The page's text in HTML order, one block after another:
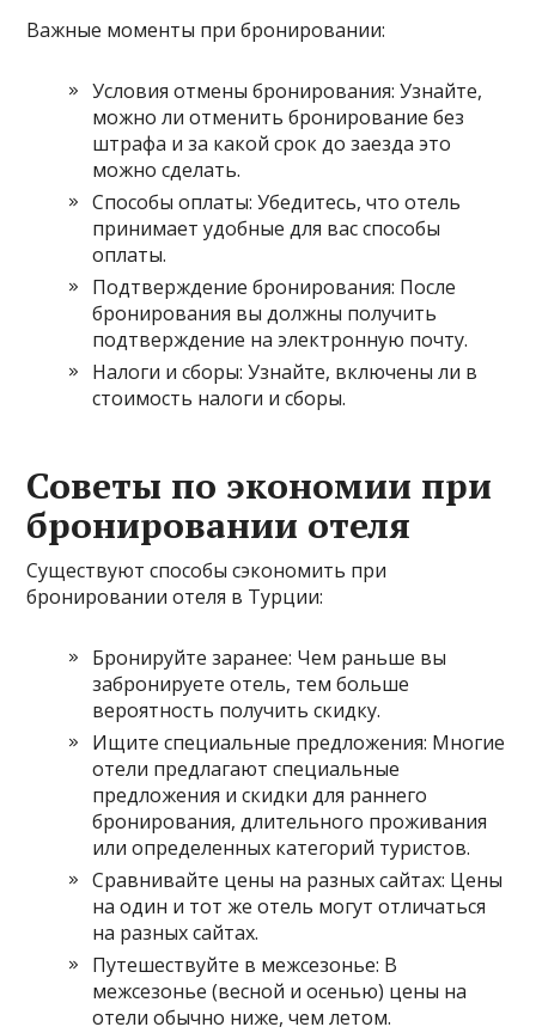
Важные моменты при бронировании:
Условия отмены бронирования: Узнайте,
можно ли отменить бронирование без
штрафа и за какой срок до заезда это
можно сделать.
Способы оплаты: Убедитесь, что отель
принимает удобные для вас способы
оплаты.
Подтверждение бронирования: После
бронирования вы должны получить
подтверждение на электронную почту.
Налоги и сборы: Узнайте, включены ли в
стоимость налоги и сборы.
Советы по экономии при
бронировании отеля
Существуют способы сэкономить при
бронировании отеля в Турции:
Бронируйте заранее: Чем раньше вы
забронируете отель, тем больше
вероятность получить скидку.
Ищите специальные предложения: Многие
отели предлагают специальные
предложения и скидки для раннего
бронирования, длительного проживания
или определенных категорий туристов.
Сравнивайте цены на разных сайтах: Цены
на один и тот же отель могут отличаться
на разных сайтах.
Путешествуйте в межсезонье: В
межсезонье (весной и осенью) цены на
отели обычно ниже, чем летом.